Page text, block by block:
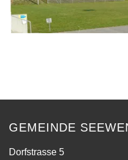
GEMEINDE
Dorfstrasse 5